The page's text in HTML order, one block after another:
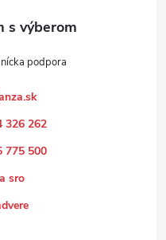
326 262
775 500
sro